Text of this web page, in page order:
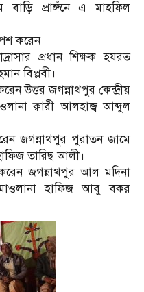
প্রাঙ্গঁনে এ মাহফিল
করেন
প্রধান শিক্ষক হযরত
বিপ্লবী।
উত্তর জগন্নাথপুর কেন্দ্রীয়
ক্বারী আলহাজ্ব আব্দুল
জগন্নাথপুর পুরাতন জামে
তারিছ আলী।
জগন্নাথপুর আল মদিনা
হাফিজ আবু বকর